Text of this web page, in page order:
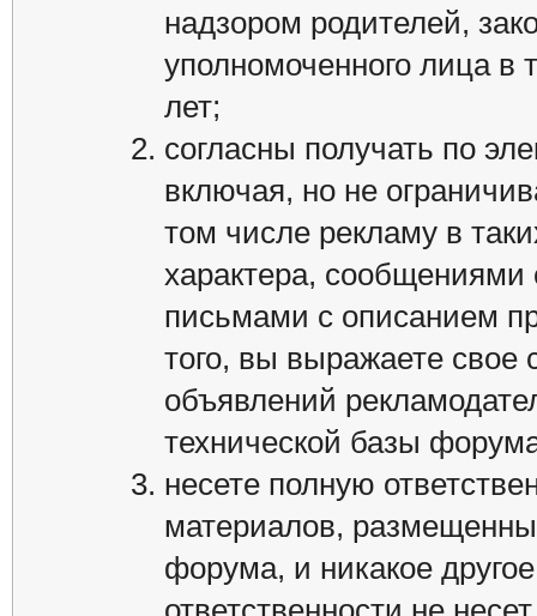
надзором родителей,
уполномоченного лица в
лет;
согласны получать по
включая, но не
том числе рекламу в
характера,
письмами с описанием
того, вы выражаете свое
объявлений
технической базы
несете полную
материалов,
форума, и никакое